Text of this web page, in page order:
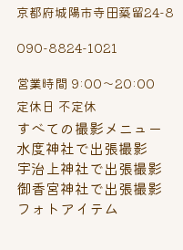
京都府城陽市寺田築留24-8
090-8824-1021
営業時間 9:00～20:00
定休日 不定休
すべての撮影メニュー
水度神社で出張撮影
宇治上神社で出張撮影
御香宮神社で出張撮影
フォトアイテム